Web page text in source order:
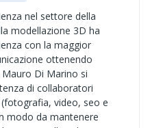
nel settore della
modellazione 3D ha
con la maggior
ottenendo
Di Marino si
di collaboratori
video, seo e
modo da mantenere